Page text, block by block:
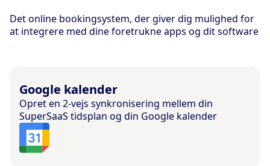
Det online bookingsystem, der giver dig mulighed for
at integrere med dine foretrukne apps og dit software
Google kalender
Opret en 2-vejs synkronisering mellem din
SuperSaaS tidsplan og din Google kalender